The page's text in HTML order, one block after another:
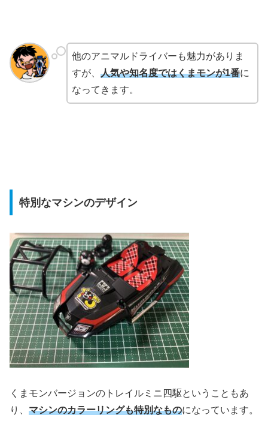
他のアニマルドライバーも魅力がありま
すが、 人気や知名度ではくまモンが1番に
なってきます。
特別なマシンのデザイン
くまモンバージョンのトレイルミニ四駆ということもあ
り、 マシンのカラーリングも特別なものになっています。